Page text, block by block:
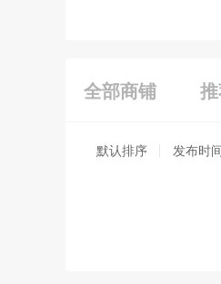
全部商铺
默认排序 发布时